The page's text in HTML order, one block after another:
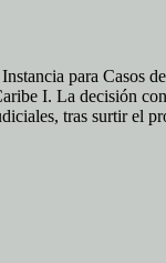
para Casos
I. La decisión
tras surtir el